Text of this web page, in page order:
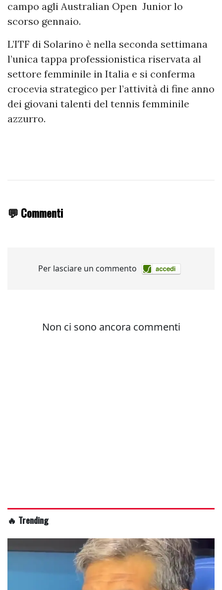
campo agli Australian Open Junior lo
scorso gennaio.
L’ITF di Solarino è nella seconda settimana
l’unica tappa professionistica riservata al
settore femminile in Italia e si conferma
crocevia strategico per l’attività di fine anno
dei giovani talenti del tennis femminile
azzurro.
💬 Commenti
🔥 Trending